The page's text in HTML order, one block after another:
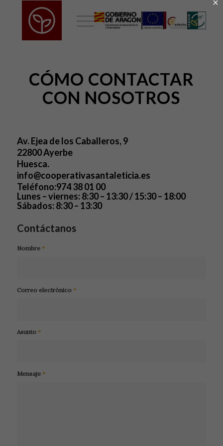
CÓMO CONTACTAR
CON NOSOTROS
Av. Ejea de los Caballeros, 9
22800 Ayerbe
Huesca.
info@cooperativasantaleticia.es
Teléfono:974 38 01 00
Lunes – viernes: 8:30 – 13:30 / 15:30 – 18:00
Sábados: 8:30 – 13:30
Contáctanos
Nombre *
Correo electrónico *
Asunto *
Mensaje *